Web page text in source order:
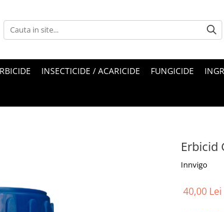
INSECTICIDE / ACARICIDE FUNGICIDE
Erbicid
Innvigo
40,00 Lei